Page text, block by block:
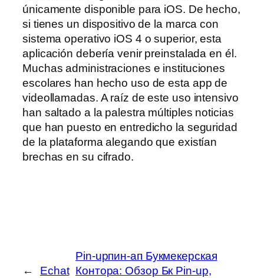
únicamente disponible para iOS. De hecho,
si tienes un dispositivo de la marca con
sistema operativo iOS 4 o superior, esta
aplicación debería venir preinstalada en él.
Muchas administraciones e instituciones
escolares han hecho uso de esta app de
videollamadas. A raíz de este uso intensivo
han saltado a la palestra múltiples noticias
que han puesto en entredicho la seguridad
de la plataforma alegando que existían
brechas en su cifrado.
←
Echat
Pin-upпин-ап Букмекерская
Контора: Обзор Бк Pin-up,